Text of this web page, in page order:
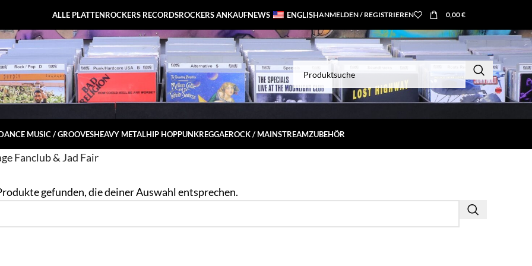
ALLE PLATTENROCKERS RECORDSROCKERS ANKAUFNEWS ENGLISHANMELDEN / REGISTRIEREN 0,00€
MUSIC / GROOVESHEAVY METALHIP HOPPUNKREGGAEROCK / MAINSTREAMZUBEHÖR
Fanclub & Jad Fair
gefunden, die deiner Auswahl entsprechen.